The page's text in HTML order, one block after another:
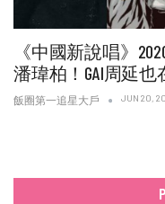
《中國新說唱》
潘瑋柏！GAI周延也
飯圈第一追星大戶 JUN 20,